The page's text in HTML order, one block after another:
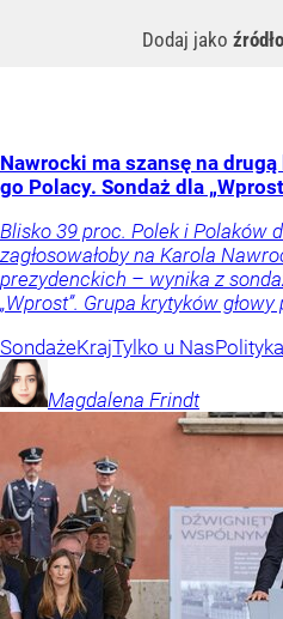
Dodaj jako
Nawrocki ma szansę na
go Polacy. Sondaż dla
Blisko 39 proc. Polek i Polaków
zagłosowałoby na Karola
prezydenckich – wynika z
„Wprost”. Grupa krytyków
SondażeKrajTylko u NasPolityka
Magdalena Frindt